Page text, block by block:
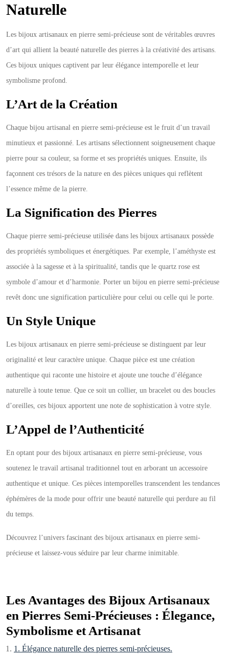
Naturelle
Les bijoux artisanaux en pierre semi-précieuse sont de véritables œuvres
d’art qui allient la beauté naturelle des pierres à la créativité des artisans.
Ces bijoux uniques captivent par leur élégance intemporelle et leur
symbolisme profond.
L’Art de la Création
Chaque bijou artisanal en pierre semi-précieuse est le fruit d’un travail
minutieux et passionné. Les artisans sélectionnent soigneusement chaque
pierre pour sa couleur, sa forme et ses propriétés uniques. Ensuite, ils
façonnent ces trésors de la nature en des pièces uniques qui reflètent
l’essence même de la pierre.
La Signification des Pierres
Chaque pierre semi-précieuse utilisée dans les bijoux artisanaux possède
des propriétés symboliques et énergétiques. Par exemple, l’améthyste est
associée à la sagesse et à la spiritualité, tandis que le quartz rose est
symbole d’amour et d’harmonie. Porter un bijou en pierre semi-précieuse
revêt donc une signification particulière pour celui ou celle qui le porte.
Un Style Unique
Les bijoux artisanaux en pierre semi-précieuse se distinguent par leur
originalité et leur caractère unique. Chaque pièce est une création
authentique qui raconte une histoire et ajoute une touche d’élégance
naturelle à toute tenue. Que ce soit un collier, un bracelet ou des boucles
d’oreilles, ces bijoux apportent une note de sophistication à votre style.
L’Appel de l’Authenticité
En optant pour des bijoux artisanaux en pierre semi-précieuse, vous
soutenez le travail artisanal traditionnel tout en arborant un accessoire
authentique et unique. Ces pièces intemporelles transcendent les tendances
éphémères de la mode pour offrir une beauté naturelle qui perdure au fil
du temps.
Découvrez l’univers fascinant des bijoux artisanaux en pierre semi-
précieuse et laissez-vous séduire par leur charme inimitable.
Les Avantages des Bijoux Artisanaux
en Pierres Semi-Précieuses : Élegance,
Symbolisme et Artisanat
1. Élégance naturelle des pierres semi-précieuses.